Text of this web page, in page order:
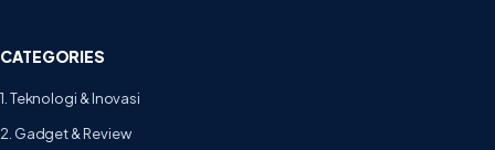
CATEGORIES
1. Teknologi & Inovasi
2. Gadget & Review